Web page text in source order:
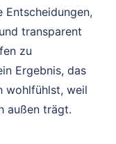
transparent
zu
Ergebnis, das
wohlfühlst, weil
außen trägt.